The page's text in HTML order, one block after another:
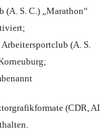
(A. S. C.) „Marathon“
(A. S.
(CDR, AI